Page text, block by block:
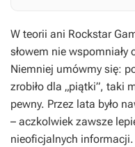
W teorii ani Rockstar
słowem nie wspomniały
Niemniej umówmy się:
zrobiło dla „piątki”, taki
pewny. Przez lata było
– aczkolwiek zawsze
nieoficjalnych informacji.